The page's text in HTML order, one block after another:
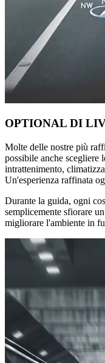
OPTIONAL DI
Molte delle nostre più
possibile anche
intrattenimento,
Un'esperienza raffinata
Durante la guida, ogni
semplicemente sfiorare
migliorare l'ambiente in